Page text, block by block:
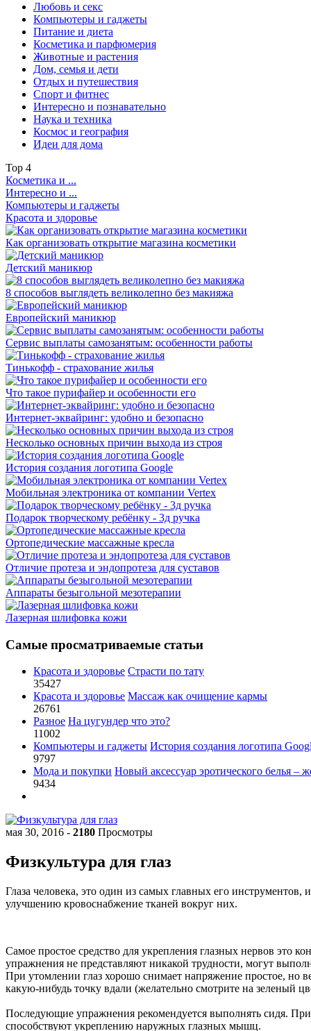
Любовь и секс
Компьютеры и гаджеты
Питание и диета
Косметика и парфюмерия
Животные и растения
Дом, семья и дети
Отдых и путешествия
Спорт и фитнес
Интересно и познавательно
Наука и техника
Космос и география
Идеи для дома
Top 4
Косметика и ...
Интересно и ...
Компьютеры и гаджеты
Красота и здоровье
Как организовать открытие магазина косметики
Детский маникюр
8 способов выглядеть великолепно без макияжа
Европейский маникюр
Сервис выплаты самозанятым: особенности работы
Тинькофф - страхование жилья
Что такое пурифайер и особенности его
Интернет-эквайринг: удобно и безопасно
Несколько основных причин выхода из строя
История создания логотипа Google
Мобильная электроника от компании Vertex
Подарок творческому ребёнку - 3д ручка
Ортопедические массажные кресла
Отличие протеза и эндопротеза для суставов
Аппараты безыгольной мезотерапии
Лазерная шлифовка кожи
Самые просматриваемые статьи
Красота и здоровье Страсти по тату
35427
Красота и здоровье Массаж как очищение кармы
26761
Разное На цугундер что это?
11002
Компьютеры и гаджеты История создания логотипа
9797
Мода и покупки Новый аксессуар эротического белья –
9434
мая 30, 2016 - 2180 Просмотры
Физкультура для глаз
Глаза человека, это один из самых главных его инструментов,
улучшению кровоснабжение тканей вокруг них.
Самое простое средство для укрепления глазных нервов это
упражнения не представляют никакой трудности, могут
При утомлении глаз хорошо снимает напряжение простое, но
какую-нибудь точку вдали (желательно смотрите на зеленый
Последующие упражнения рекомендуется выполнять сидя.
способствуют укреплению наружных глазных мышц.